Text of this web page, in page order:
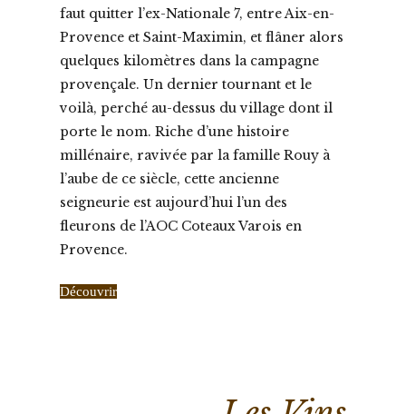
faut quitter l’ex-Nationale 7, entre Aix-en-
Provence et Saint-Maximin, et flâner alors
quelques kilomètres dans la campagne
provençale. Un dernier tournant et le
voilà, perché au-dessus du village dont il
porte le nom. Riche d’une histoire
millénaire, ravivée par la famille Rouy à
l’aube de ce siècle, cette ancienne
seigneurie est aujourd’hui l’un des
fleurons de l’AOC Coteaux Varois en
Provence.
Découvrir